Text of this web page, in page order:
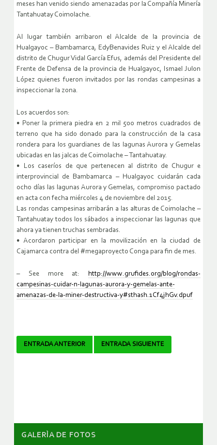
meses han venido siendo amenazadas por la ‎Compañía Minería
Tantahuatay Coimolache.
Al lugar también arribaron el Alcalde de la provincia de
Hualgayoc – Bambamarca, ‎EdyBenavides Ruiz y el Alcalde del
distrito de Chugur ‎Vidal García Efus, además del Presidente del
‎Frente de Defensa de la provincia de Hualgayoc, Ismael Julon
López quienes fueron invitados por las rondas campesinas a
inspeccionar la zona.
Los acuerdos son:
• Poner la primera piedra en 2 mil 500 metros cuadrados de
terreno que ha sido donado para la construcción de la casa
rondera para los guardianes de las lagunas Aurora y Gemelas
ubicadas en las jalcas de Coimolache – Tantahuatay.
• Los caseríos de que pertenecen al distrito de Chugur e
interprovincial de Bambamarca – Hualgayoc cuidarán cada
ocho días las lagunas Aurora y Gemelas, compromiso pactado
en acta con fecha miércoles 4 de noviembre del 2015.
Las rondas campesinas arribarán a las alturas de Coimolache –
Tantahuatay todos los sábados a inspeccionar las lagunas que
ahora ya tienen truchas sembradas.
• Acordaron participar en la movilización en la ciudad de
Cajamarca contra del #megaproyecto Conga para fin de mes.
– See more at: http://www.grufides.org/blog/rondas-
campesinas-cuidar-n-lagunas-aurora-y-gemelas-ante-
amenazas-de-la-miner-destructiva-y#sthash.1Cf4jhGv.dpuf
Navegador
ENTRADA ANTERIOR ENTRADA SIGUIENTE
GALERÌA DE FOTOS